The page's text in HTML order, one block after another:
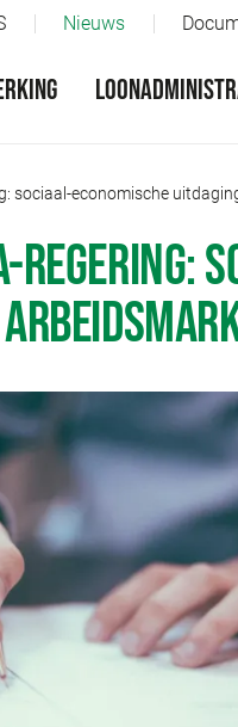
Nieuws
sociaal-economische